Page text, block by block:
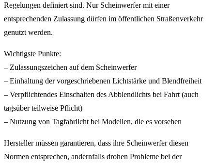
Regelungen definiert sind. Nur Scheinwerfer mit einer
entsprechenden Zulassung dürfen im öffentlichen Straßenverkehr
genutzt werden.
Wichtigste Punkte:
– Zulassungszeichen auf dem Scheinwerfer
– Einhaltung der vorgeschriebenen Lichtstärke und Blendfreiheit
– Verpflichtendes Einschalten des Abblendlichts bei Fahrt (auch
tagsüber teilweise Pflicht)
– Nutzung von Tagfahrlicht bei Modellen, die es vorsehen
Hersteller müssen garantieren, dass ihre Scheinwerfer diesen
Normen entsprechen, andernfalls drohen Probleme bei der